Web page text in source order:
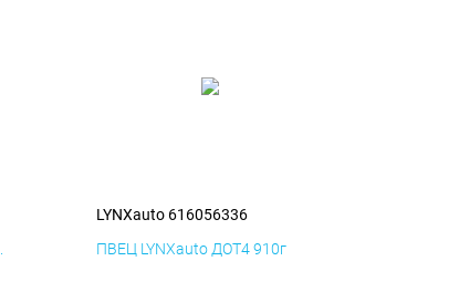
LYNXauto 616056336
ПВЕЦ LYNXauto ДОТ4 910г